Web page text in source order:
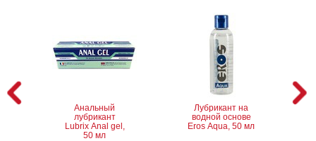
Анальный
лубрикант
Lubrix Anal gel,
50 мл
Лубрикант на
водной основе
Eros Aqua, 50 мл